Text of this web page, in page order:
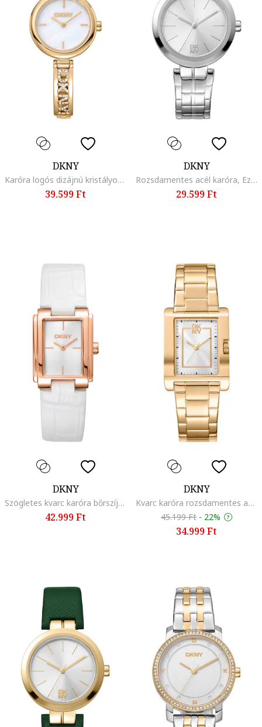
DKNY
Karóra logós dizájnú kristályokkal díszített szíjjal, Aranyszín
39.599 Ft
DKNY
Rozsdamentes acél karóra, Ezüstszín
29.599 Ft
DKNY
Szögletes kvarc karóra bőrszíjjal, Rózsaarany/Fehér
42.999 Ft
DKNY
Kvarc karóra rozsdamentes acélrészlettel, Aranyszín
45.199 Ft - 22%
34.999 Ft